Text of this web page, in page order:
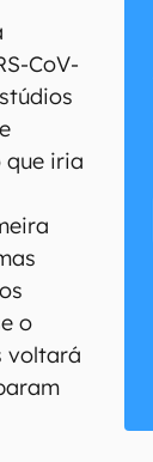
CoV-
que iria
o
voltará